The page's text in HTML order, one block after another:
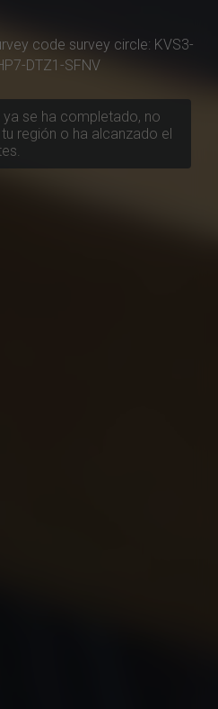
code survey circle: KVS3-
DTZ1-SFNV
se ha completado, no
región o ha alcanzado el